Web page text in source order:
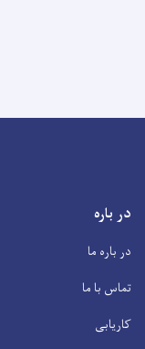
در باره
در باره ما
تماس با ما
کاریابی